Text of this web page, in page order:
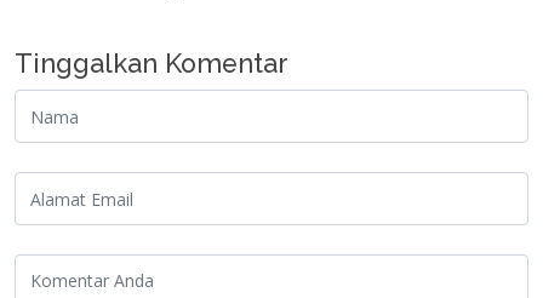
Tinggalkan Komentar